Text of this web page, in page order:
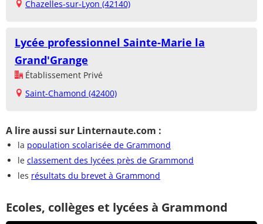
Chazelles-sur-Lyon (42140)
Lycée professionnel Sainte-Marie la
Grand'Grange
Établissement Privé
Saint-Chamond (42400)
A lire aussi sur Linternaute.com :
la population scolarisée de Grammond
le classement des lycées près de Grammond
les résultats du brevet à Grammond
Ecoles, collèges et lycées à Grammond